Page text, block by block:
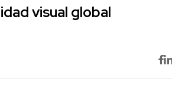
visual global